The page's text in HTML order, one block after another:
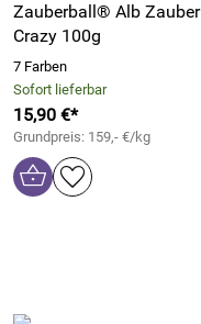
Zauberball® Alb Zauber
Crazy 100g
7 Farben
Sofort lieferbar
15,90 €*
Grundpreis: 159,- €/kg